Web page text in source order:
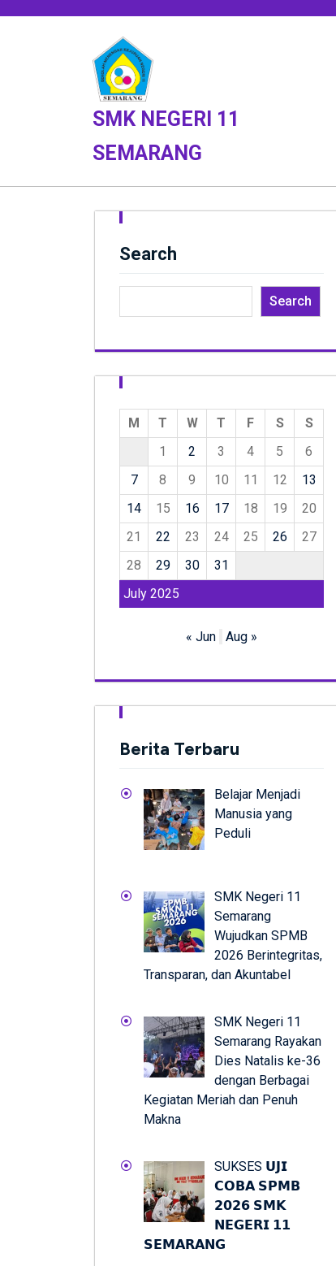
SMK NEGERI 11
SEMARANG
Search
Search
July 2025
M T W T F S
S
1
2 3 4 5
6
7
8 9 10 11 12
13
14
15 16 17 18 19
20
21
22 23 24 25 26
27
28
29 30 31
« Jun Aug »
Berita Terbaru
Belajar Menjadi
Manusia yang
Peduli
SMK Negeri 11
Semarang
Wujudkan SPMB
2026 Berintegritas,
Transparan, dan Akuntabel
SMK Negeri 11
Semarang Rayakan
Dies Natalis ke-36
dengan Berbagai
Kegiatan Meriah dan Penuh
Makna
SUKSES 𝗨𝗝𝗜
𝗖𝗢𝗕𝗔 𝗦𝗣𝗠𝗕
𝟮𝟬𝟮𝟲 𝗦𝗠𝗞
𝗡𝗘𝗚𝗘𝗥𝗜 𝟭𝟭
𝗦𝗘𝗠𝗔𝗥𝗔𝗡𝗚